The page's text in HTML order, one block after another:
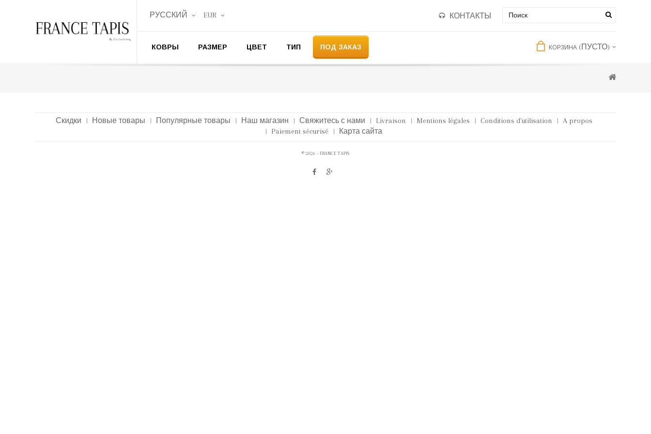
КОНТАКТЫ
РУССКИЙ EUR
КОРЗИНА (ПУСТО)
КОВРЫ РАЗМЕР ЦВЕТ ТИП ПОД ЗАКАЗ
Скидки Новые товары Популярные товары Наш магазин Свяжитесь с нами Livraison Mentions légales Conditions d'utilisation
A propos
Paiement sécurisé
Карта сайта
© 2026 - FRANCE TAPIS